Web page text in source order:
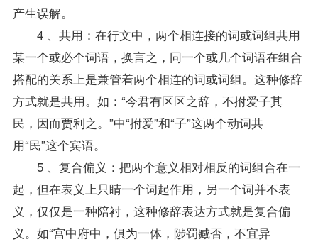
产生误解。
4 、共用：在行文中，两个相连接的词或词组共用
某一个或必个词语，换言之，同一个或几个词语在组合
搭配的关系上是兼管着两个相连的词或词组。这种修辞
方式就是共用。如：“今君有区区之辞，不拊爱子其
民，因而贾利之。”中“拊爱”和“子”这两个动词共
用“民”这个宾语。
5 、复合偏义：把两个意义相对相反的词组合在一
起，但在表义上只睛一个词起作用，另一个词并不表
义，仅仅是一种陪衬，这种修辞表达方式就是复合偏
义。如“宫中府中，俱为一体，陟罚臧否，不宜异